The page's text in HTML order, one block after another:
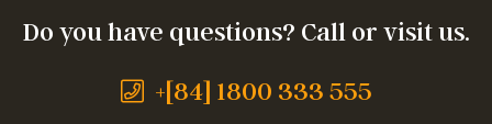
Do you have questions? Call or visit us.
+[84] 1800 333 555